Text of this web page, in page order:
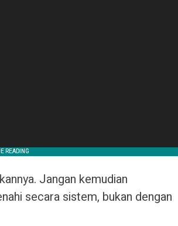
Jangan kemudian
secara sistem, bukan dengan